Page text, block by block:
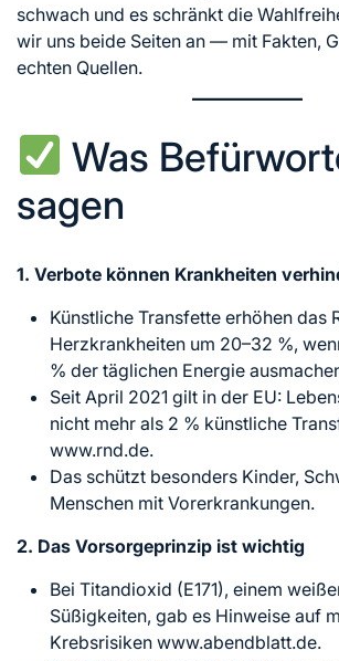
schwach und es schränkt die
wir uns beide Seiten an — mit Fakten,
echten Quellen.
Was
sagen
1. Verbote können Krankheiten
Künstliche Transfette erhöhen das
Herzkrankheiten um 20–32 %,
% der täglichen Energie
Seit April 2021 gilt in der EU:
nicht mehr als 2 % künstliche
www.rnd.de.
Das schützt besonders Kinder,
Menschen mit Vorerkrankungen.
2. Das Vorsorgeprinzip ist wichtig
Bei Titandioxid (E171), einem
Süßigkeiten, gab es Hinweise auf
Krebsrisiken www.abendblatt.de.